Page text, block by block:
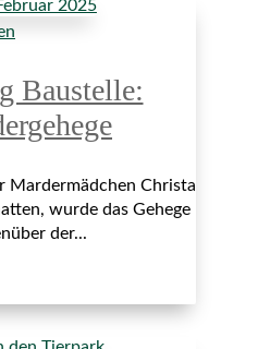
Baustelle:
Mardermädchen Christa
wurde das Gehege
der...